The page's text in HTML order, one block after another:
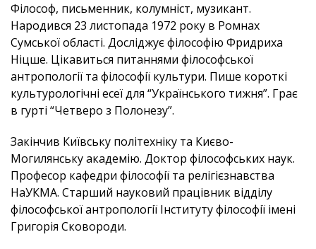
Філософ, письменник, колумніст, музикант.
Народився 23 листопада 1972 року в Ромнах
Сумської області. Досліджує філософію Фридриха
Ніцше. Цікавиться питаннями філософської
антропології та філософії культури. Пише короткі
культурологічні есеї для “Українського тижня”. Грає
в гурті “Четверо з Полонезу”.
Закінчив Київську політехніку та Києво-
Могилянську академію. Доктор філософських наук.
Професор кафедри філософії та релігієзнавства
НаУКМА. Старший науковий працівник відділу
філософської антропології Інституту філософії імені
Григорія Сковороди.